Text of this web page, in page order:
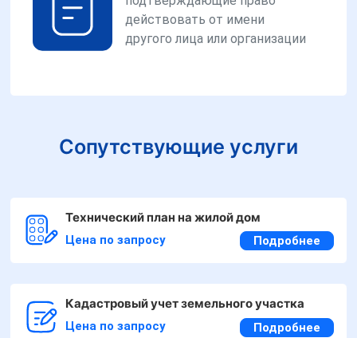
действовать от имени
другого лица или организации
Сопутствующие услуги
Технический план на жилой дом
Цена по запросу Подробнее
Кадастровый учет земельного участка
Цена по запросу Подробнее